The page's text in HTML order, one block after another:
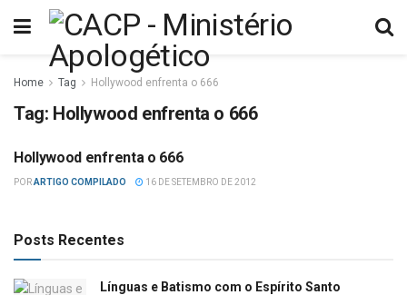
Home Tag Hollywood enfrenta o 666
Tag: Hollywood enfrenta o 666
FILMES
Hollywood enfrenta o 666
PORARTIGO COMPILADO 16 DE SETEMBRO DE 2012
Posts Recentes
Línguas e Batismo com o Espírito Santo